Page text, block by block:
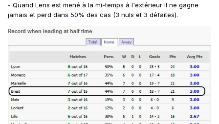
- Quand Lens est mené à la mi-temps à l'extérieur il ne gagne
jamais et perd dans 50% des cas (3 nuls et 3 défaites).